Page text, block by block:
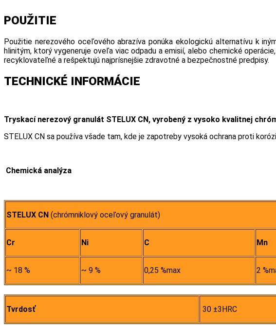
POUŽITIE
Použitie nerezového oceľového abrazíva ponúka ekologickú alternatívu k
hlinitým, ktorý vygeneruje oveľa viac odpadu a emisií, alebo chemické
recyklovateľné a rešpektujú najprísnejšie zdravotné a bezpečnostné predpisy.
TECHNICKÉ INFORMÁCIE
Tryskací nerezový granulát STELUX CN, vyrobený z vysoko kvalitnej
STELUX CN sa používa všade tam, kde je zapotreby vysoká ochrana proti
Chemická analýza
STELUX CN (chrómniklový oceľový granulát)
Cr Ni C Mn
~ 18 % ~ 9 % 0,25 %max 2
Tvrdosť 30 ±3HRC